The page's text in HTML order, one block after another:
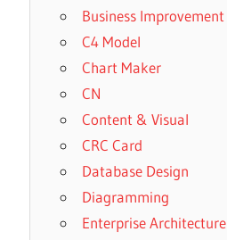
Business Improvement
C4 Model
Chart Maker
CN
Content & Visual
CRC Card
Database Design
Diagramming
Enterprise Architecture